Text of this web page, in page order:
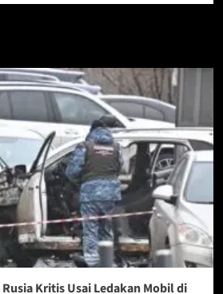
Kritis Usai Ledakan Mobil di